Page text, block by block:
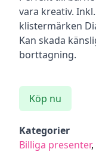
vara kreativ.
klistermärken
Kan skada
borttagning.
Köp nu
Kategorier
Billiga presenter,